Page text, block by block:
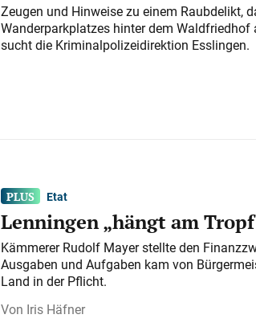
Zeugen und Hinweise zu einem Raubdelikt,
Wanderparkplatzes hinter dem
sucht die Kriminalpolizeidirektion Esslingen.
Etat
Lenningen „hängt am
Kämmerer Rudolf Mayer stellte den
Ausgaben und Aufgaben kam von
Land in der Pflicht.
Iris Häfner